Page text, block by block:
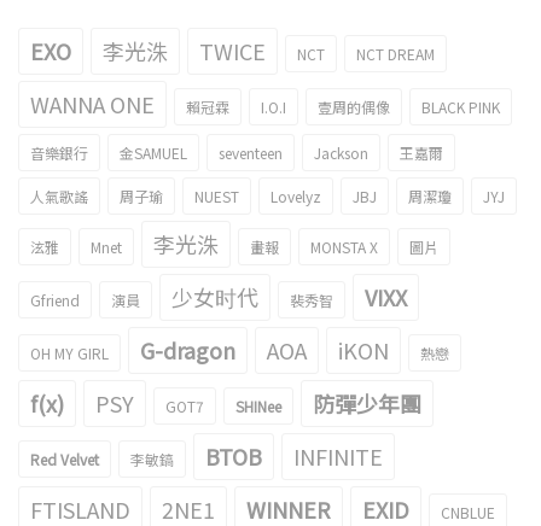
EXO 李光洙 TWICE NCT NCT DREAM
WANNA ONE 賴冠霖 I.O.I 壹周的偶像 BLACK PINK
音樂銀行 金SAMUEL seventeen Jackson 王嘉爾
人氣歌謠 周子瑜 NUEST Lovelyz JBJ 周潔瓊 JYJ
泫雅 Mnet 李光洙 畫報 MONSTA X 圖片
Gfriend 演員 少女时代 裴秀智 VIXX
OH MY GIRL G-dragon AOA iKON 熱戀
f(x) PSY GOT7 SHINee 防彈少年團
Red Velvet 李敏鎬 BTOB
INFINITE
FTISLAND
2NE1 WINNER EXID CNBLUE